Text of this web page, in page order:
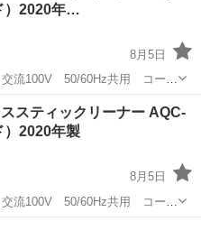
）2020年…
8月5日
体充電時） ・電源方式：充電
25.2V） ・充電時間：約4...
シ
スティックリーナー AQC-
）2020年製
8月5日
体充電時） ・電源方式：充電